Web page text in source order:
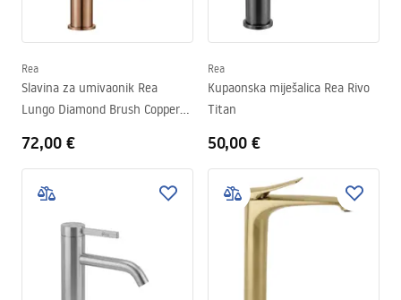
Rea
Slavina za umivaonik Rea
Lungo Diamond Brush Copper
72,00 €
Rea
Kupaonska miješalica Rea Rivo
Titan
50,00 €